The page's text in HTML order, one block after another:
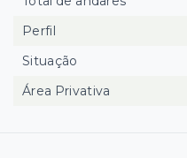
Perfil
Situação
Área Privativa